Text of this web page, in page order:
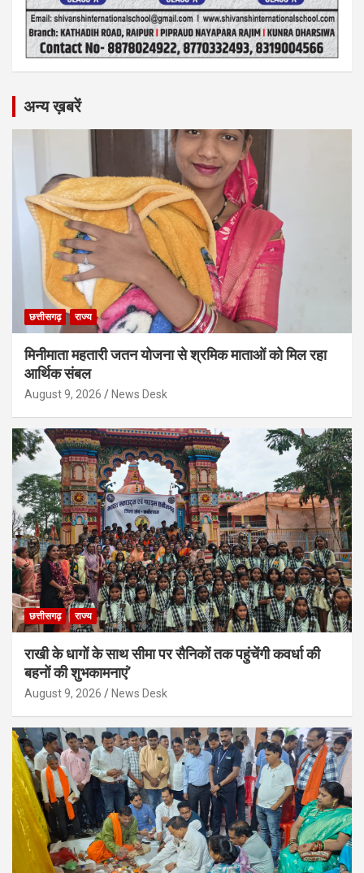
अन्य ख़बरें
छत्तीसगढ़ राज्य
मिनीमाता महतारी जतन योजना से श्रमिक माताओं को मिल रहा
आर्थिक संबल
August 9, 2026 News Desk
छत्तीसगढ़ राज्य
राखी के धागों के साथ सीमा पर सैनिकों तक पहुंचेंगी कवर्धा की
बहनों की शुभकामनाएं’
August 9, 2026 News Desk